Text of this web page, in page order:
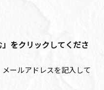
をクリックしてくださ
ールアドレスを記入して